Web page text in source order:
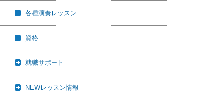
各種演奏レッスン
資格
就職サポート
NEWレッスン情報